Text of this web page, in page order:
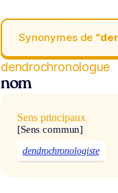
Synonymes de
dendrochronologue
nom
Sens principaux
[Sens commun]
dendrochronologiste